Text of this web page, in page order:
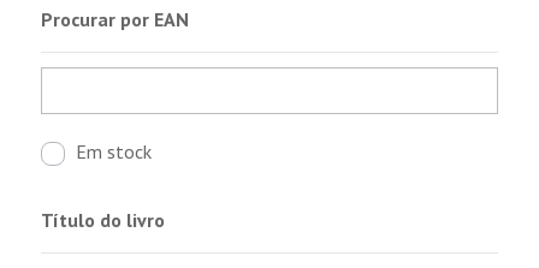
Procurar por EAN
Em stock
Título do livro